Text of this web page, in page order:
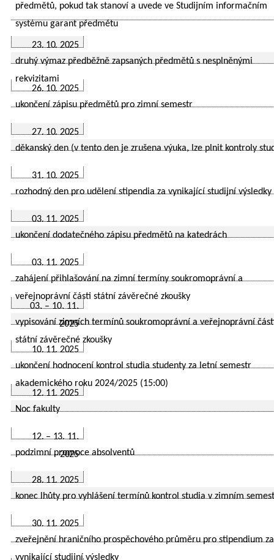
předmětů, pokud tak stanoví a uvede ve Studijním informačním
systému garant předmětu
23. 10. 2025
druhý výmaz předběžně zapsaných předmětů s nesplněnými
rekvizitami
26. 10. 2025
ukončení zápisu předmětů pro zimní semestr
27. 10. 2025
děkanský den (v tento den je zrušena výuka, lze plnit kontroly
31. 10. 2025
rozhodný den pro udělení stipendia za vynikající studijní výsledky
03. 11. 2025
ukončení dodatečného zápisu předmětů na katedrách
03. 11. 2025
zahájení přihlašování na zimní termíny soukromoprávní a
veřejnoprávní části státní závěrečné zkoušky
03. – 10. 11.
2025
vypisování zimních termínů soukromoprávní a veřejnoprávní
státní závěrečné zkoušky
10. 11. 2025
ukončení hodnocení kontrol studia studenty za letní semestr
akademického roku 2024/2025 (15:00)
12. 11. 2025
Noc fakulty
12. – 13. 11.
2025
podzimní promoce absolventů
28. 11. 2025
konec lhůty pro vyhlášení termínů kontrol studia v zimním
30. 11. 2025
zveřejnění hraničního prospěchového průměru pro stipendium za
vynikající studijní výsledky